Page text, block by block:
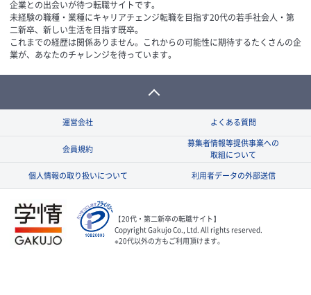
企業との出会いが待つ転職サイトです。
未経験の職種・業種にキャリアチェンジ転職を目指す20代の若手社会人・第
二新卒、新しい生活を目指す既卒。
これまでの経歴は関係ありません。これからの可能性に期待するたくさんの企
業が、あなたのチャレンジを待っています。
運営会社 よくある質問
会員規約
募集者情報等提供事業への
取組について
個人情報の取り扱いについて
利用者データの外部送信
【20代・第二新卒の転職サイト】
Copyright Gakujo Co., Ltd. All rights reserved.
※20代以外の方もご利用頂けます。